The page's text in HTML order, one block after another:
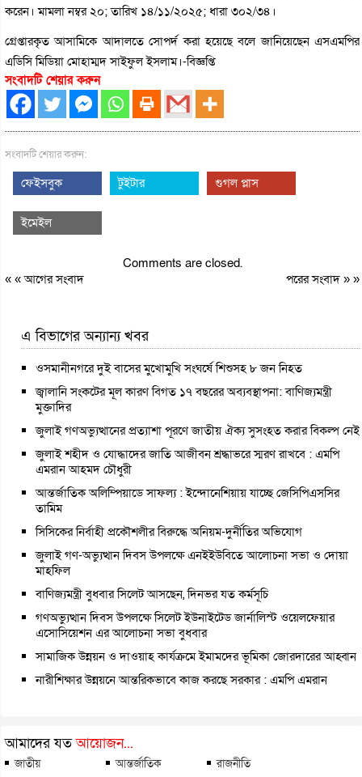
করেন। মামলা নম্বর ২০; তারিখ ১৪/১১/২০২৫; ধারা ৩০২/৩৪।
গ্রেপ্তারকৃত আসামিকে আদালতে সোপর্দ করা হয়েছে বলে জানিয়েছেন এসএমপির
এডিসি মিডিয়া মোহাম্মদ সাইফুল ইসলাম।-বিজ্ঞপ্তি
সংবাদটি শেয়ার করুন
সংবাদটি শেয়ার করুন:
ফেইসবুক টুইটার গুগল প্লাস
ইমেইল
Comments are closed.
« «আগের সংবাদ পরের সংবাদ» »
এ বিভাগের অন্যান্য খবর
ওসমানীনগরে দুই বাসের মুখোমুখি সংঘর্ষে শিশুসহ ৮ জন নিহত
জ্বালানি সংকটের মূল কারণ বিগত ১৭ বছরের অব্যবস্থাপনা: বাণিজ্যমন্ত্রী
মুক্তাদির
জুলাই গণঅভ্যুত্থানের প্রত্যাশা পূরণে জাতীয় ঐক্য সুসংহত করার বিকল্প নেই
জুলাই শহীদ ও যোদ্ধাদের জাতি আজীবন শ্রদ্ধাভরে স্মরণ রাখবে : এমপি
এমরান আহমদ চৌধুরী
আন্তর্জাতিক অলিম্পিয়াডে সাফল্য : ইন্দোনেশিয়ায় যাচ্ছে জেসিপিএসসির
তামিম
সিসিকের নির্বাহী প্রকৌশলীর বিরুদ্ধে অনিয়ম-দুর্নীতির অভিযোগ
জুলাই গণ-অভ্যুত্থান দিবস উপলক্ষে এনইইউবিতে আলোচনা সভা ও দোয়া
মাহফিল
বাণিজ্যমন্ত্রী বুধবার সিলেট আসছেন, দিনভর যত কর্মসূচি
গণঅভ্যুত্থান দিবস উপলক্ষে সিলেট ইউনাইটেড জার্নালিস্ট ওয়েলফেয়ার
এসোসিয়েশন এর আলোচনা সভা বুধবার
সামাজিক উন্নয়ন ও দাওয়াহ কার্যক্রমে ইমামদের ভূমিকা জোরদারের আহ্বান
নারীশিক্ষার উন্নয়নে আন্তরিকভাবে কাজ করছে সরকার : এমপি এমরান
আমাদের যতআয়োজন...
জাতীয় আন্তর্জাতিক রাজনীতি